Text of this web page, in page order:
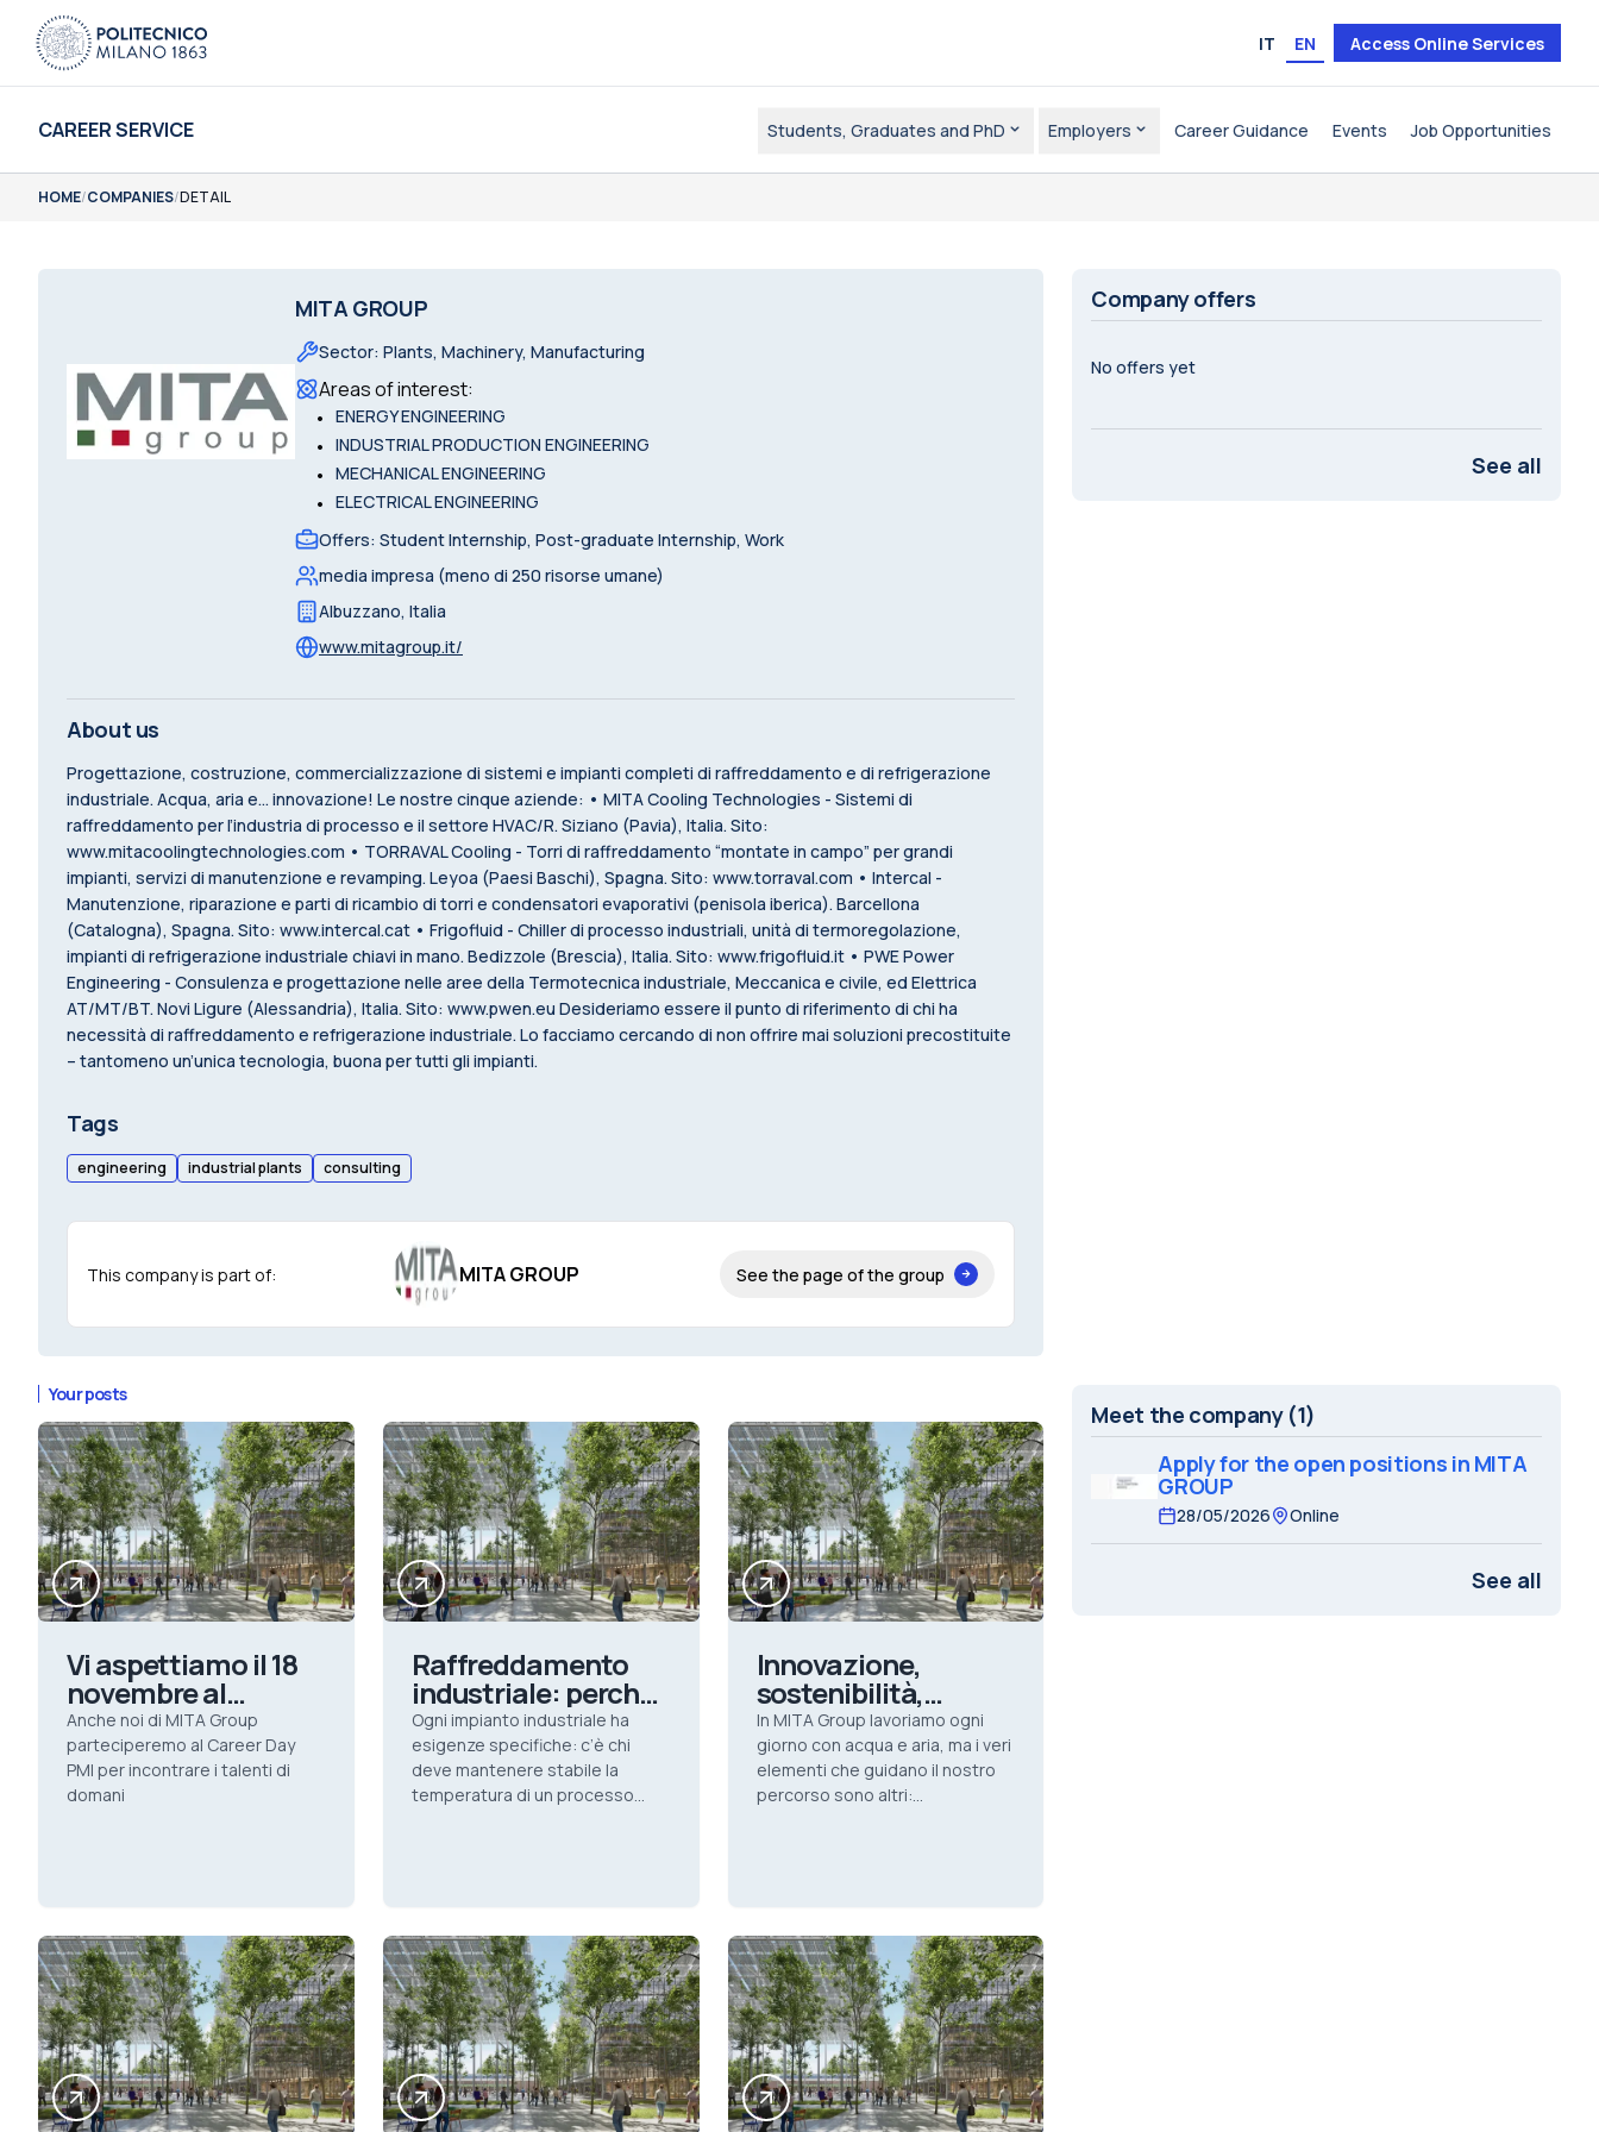
IT EN Access Online Services
CAREER SERVICE Students, Graduates and PhD Employers Career Guidance Events Job Opportunities
HOME/COMPANIES/DETAIL
MITA GROUP
Sector: Plants, Machinery, Manufacturing
Areas of interest:
• ENERGY ENGINEERING
• INDUSTRIAL PRODUCTION ENGINEERING
• MECHANICAL ENGINEERING
• ELECTRICAL ENGINEERING
Offers: Student Internship, Post-graduate Internship, Work
media impresa (meno di 250 risorse umane)
Albuzzano, Italia
www.mitagroup.it/
About us
Progettazione, costruzione, commercializzazione di sistemi e impianti completi di raffreddamento e di refrigerazione
industriale. Acqua, aria e... innovazione! Le nostre cinque aziende: • MITA Cooling Technologies - Sistemi di
raffreddamento per l’industria di processo e il settore HVAC/R. Siziano (Pavia), Italia. Sito:
www.mitacoolingtechnologies.com • TORRAVAL Cooling - Torri di raffreddamento “montate in campo” per grandi
impianti, servizi di manutenzione e revamping. Leyoa (Paesi Baschi), Spagna. Sito: www.torraval.com • Intercal -
Manutenzione, riparazione e parti di ricambio di torri e condensatori evaporativi (penisola iberica). Barcellona
(Catalogna), Spagna. Sito: www.intercal.cat • Frigofluid - Chiller di processo industriali, unità di termoregolazione,
impianti di refrigerazione industriale chiavi in mano. Bedizzole (Brescia), Italia. Sito: www.frigofluid.it • PWE Power
Engineering - Consulenza e progettazione nelle aree della Termotecnica industriale, Meccanica e civile, ed Elettrica
AT/MT/BT. Novi Ligure (Alessandria), Italia. Sito: www.pwen.eu Desideriamo essere il punto di riferimento di chi ha
necessità di raffreddamento e refrigerazione industriale. Lo facciamo cercando di non offrire mai soluzioni precostituite
– tantomeno un’unica tecnologia, buona per tutti gli impianti.
Tags
engineering industrial plants consulting
This company is part of: MITA GROUP See the page of the group
Company offers
No offers yet
See all
Your posts
Vi aspettiamo il 18
novembre al
CARRER DAY PMI
Anche noi di MITA Group
parteciperemo al Career Day
PMI per incontrare i talenti di
domani
Raffreddamento
industriale: perché
puntare su una
gamma completa
di tecnologie
Ogni impianto industriale ha
esigenze specifiche: c’è chi
deve mantenere stabile la
temperatura di un processo
Innovazione,
sostenibilità,
persone: gli
elementi che
muovono MITA
Group
In MITA Group lavoriamo ogni
giorno con acqua e aria, ma i veri
elementi che guidano il nostro
percorso sono altri:
Meet the company (1)
Apply for the open positions in MITA
GROUP
28/05/2026 Online
See all